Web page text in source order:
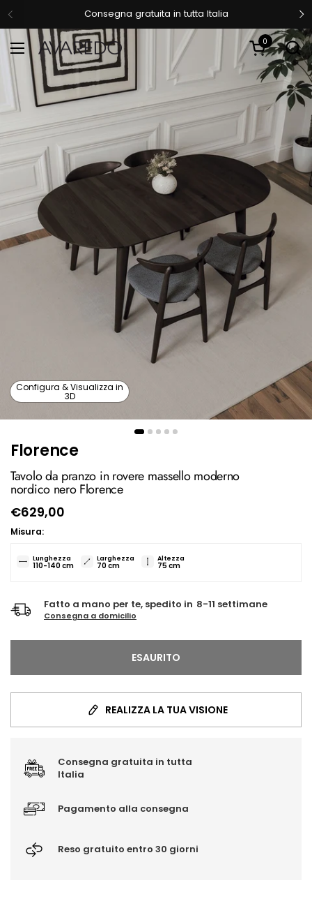
Consegna gratuita in tutta Italia
Apri menu
Apri carrello
0
Configura & Visualizza in
3D
Florence
Tavolo da pranzo in rovere massello moderno
nordico nero Florence
€629,00
Misura:
Lunghezza
110-140 cm
Larghezza
70 cm
Altezza
75 cm
Fatto a mano per te, spedito in 8-11 settimane
Consegna a domicilio
ESAURITO
REALIZZA LA TUA VISIONE
Consegna gratuita in tutta
Italia
Pagamento alla consegna
Reso gratuito entro 30 giorni